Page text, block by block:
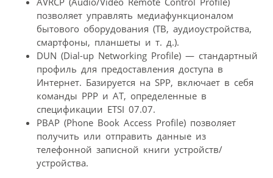
позволяет управлять медиафункционалом
бытового оборудования (ТВ, аудиоустройства,
смартфоны, планшеты и т. д.).
DUN (Dial-up Networking Profile) — стандартный
профиль для предоставления доступа в
Интернет. Базируется на SPP, включает в себя
команды PPP и AT, определенные в
спецификации ETSI 07.07.
PBAP (Phone Book Access Profile) позволяет
получить или отправить данные из
телефонной записной книги устройств/
устройства.